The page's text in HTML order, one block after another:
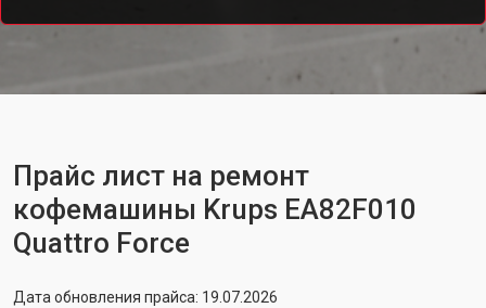
Прайс лист на ремонт
кофемашины Krups EA82F010
Quattro Force
Дата обновления прайса: 19.07.2026